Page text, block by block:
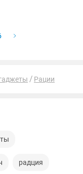
Рации
радция